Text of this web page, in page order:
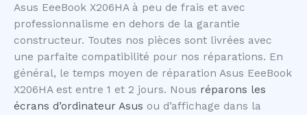
Asus EeeBook X206HA à peu de frais et avec
professionnalisme en dehors de la garantie
constructeur. Toutes nos pièces sont livrées avec
une parfaite compatibilité pour nos réparations. En
général, le temps moyen de réparation Asus EeeBook
X206HA est entre 1 et 2 jours. Nous réparons les
écrans d’ordinateur Asus ou d’affichage dans la